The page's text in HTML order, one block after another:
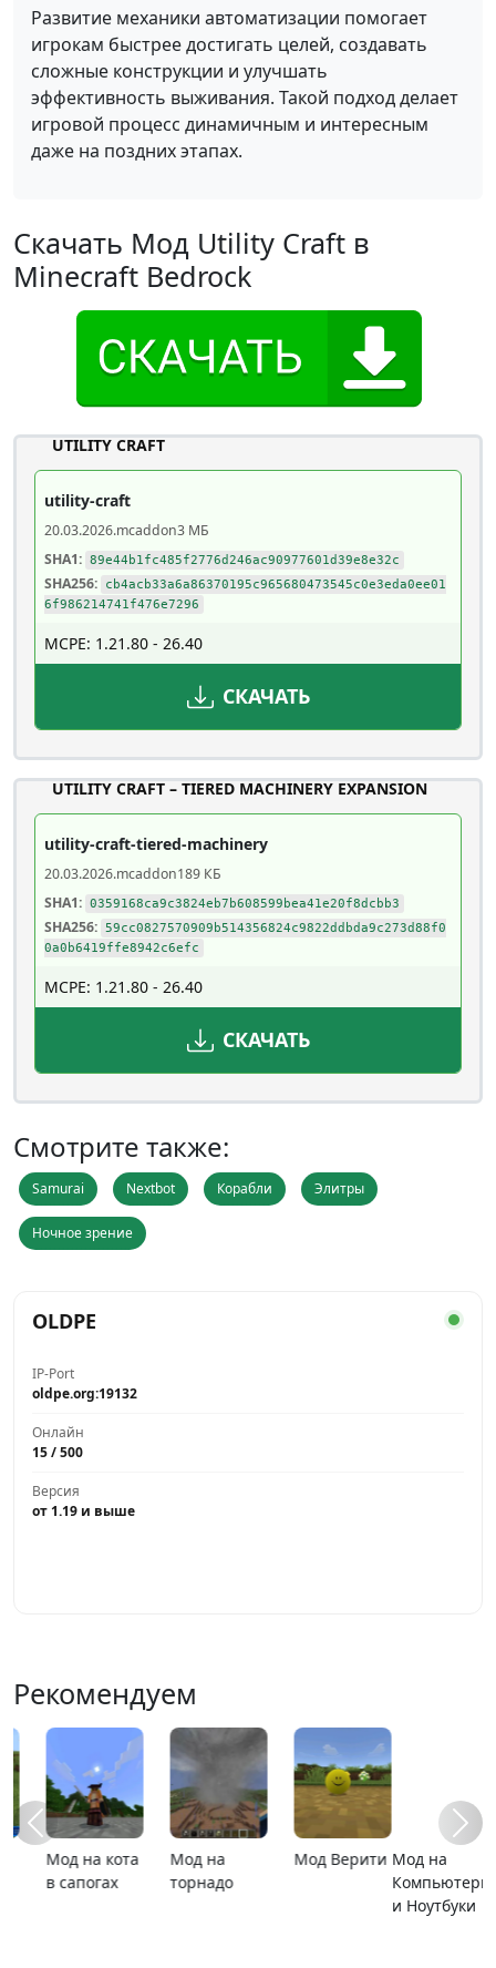
Развитие механики автоматизации помогает
игрокам быстрее достигать целей, создавать
сложные конструкции и улучшать
эффективность выживания. Такой подход делает
игровой процесс динамичным и интересным
даже на поздних этапах.
Скачать Мод Utility Craft в
Minecraft Bedrock
UTILITY CRAFT
utility-craft
20.03.2026.mcaddon3 МБ
SHA1: 89e44b1fc485f2776d246ac90977601d39e8e32c
SHA256:
cb4acb33a6a86370195c965680473545c0e3eda0ee01
6f986214741f476e7296
MCPE: 1.21.80 - 26.40
СКАЧАТЬ
UTILITY CRAFT – TIERED MACHINERY EXPANSION
utility-craft-tiered-machinery
20.03.2026.mcaddon189 КБ
SHA1: 0359168ca9c3824eb7b608599bea41e20f8dcbb3
SHA256: 59cc0827570909b514356824c9822ddbda9c273d88f0
0a0b6419ffe8942c6efc
MCPE: 1.21.80 - 26.40
СКАЧАТЬ
Смотрите также:
Samurai Nextbot Корабли Элитры
Ночное зрение
OLDPE
IP-Port
oldpe.org:19132
Онлайн
15 / 500
Версия
от 1.19 и выше
Рекомендуем
Мод на
Компьютеры
MCPE 26.13 MCPE 26.1 Карта ада